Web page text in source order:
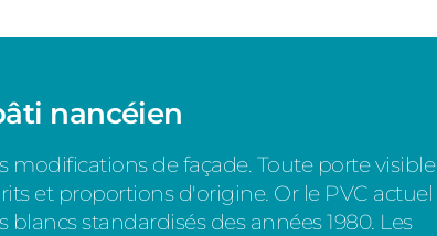
nancéien
modifications de façade. Toute porte visible
et proportions d'origine. Or le PVC actuel
standardisés des années 1980. Les